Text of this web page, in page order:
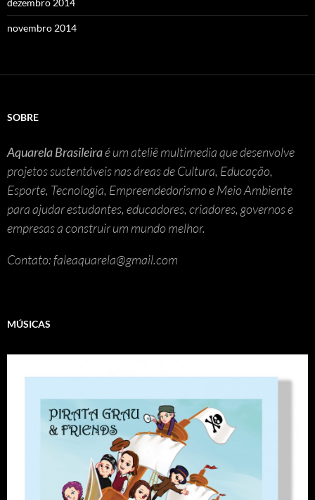
dezembro 2014
novembro 2014
SOBRE
Aquarela Brasileiraé um ateliê multimedia que desenvolve
projetos sustentáveis nas áreas de Cultura, Educação,
Esporte, Tecnologia, Empreendedorismo e Meio Ambiente
para ajudar estudantes, educadores, criadores, governos e
empresas a construir um mundo melhor.
Contato: faleaquarela@gmail.com
MÚSICAS